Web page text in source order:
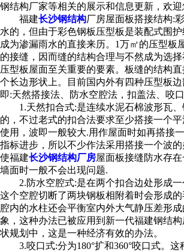
钢结构厂家等相关的展示和信息更新，欢迎
福建长沙钢结构厂房屋面板搭接结构:
水的，但由于彩色钢板压型板是装配式围
成为渗漏雨水的直接来历。1万㎡的压型板
的接缝，因而缝的结构合理与不然成为选择
压型板屋面至关重要的要素。板缝的结构
个长边形状上。目前国内外有四种压型板边
即:天然搭接法、防水空腔法，扣盖法、咬口
1.天然扣合式:是连续水泥石棉波形瓦、
的，不过老式的扣合法要求至少搭接一个
使用，波即一般较大.用作屋面时如再搭接
指标进步，所以不少作法采用搭接一个波
使福建长沙钢结构厂房屋面板接缝防水存
墙面时一般不会出现问题.
2.防水空腔式:是在两个扣合边处形成一
这个空腔切断了两块钢板相附着时会形成
腔内的水柱还会平衡室内外大气静压差形
象，这种办法已被应用到新一代福建钢结
状规划中，这是一种经济有效的办法。
3.咬口式:分为180°扩和360°咬口式。这